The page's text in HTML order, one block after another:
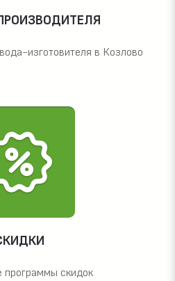
изготовителя в Козлово
программы скидок